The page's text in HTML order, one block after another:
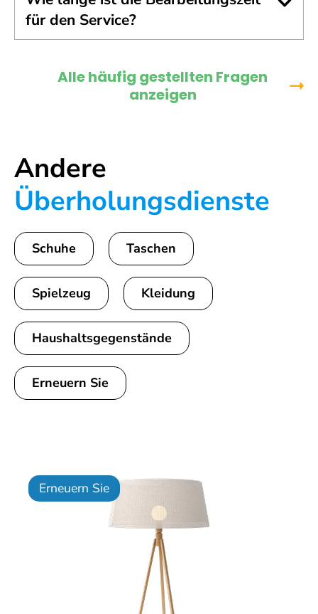
für den Service?
Alle häufig gestellten Fragen
anzeigen
Andere
Überholungsdienste
Schuhe Taschen
Spielzeug Kleidung
Haushaltsgegenstände
Erneuern Sie
Erneuern Sie